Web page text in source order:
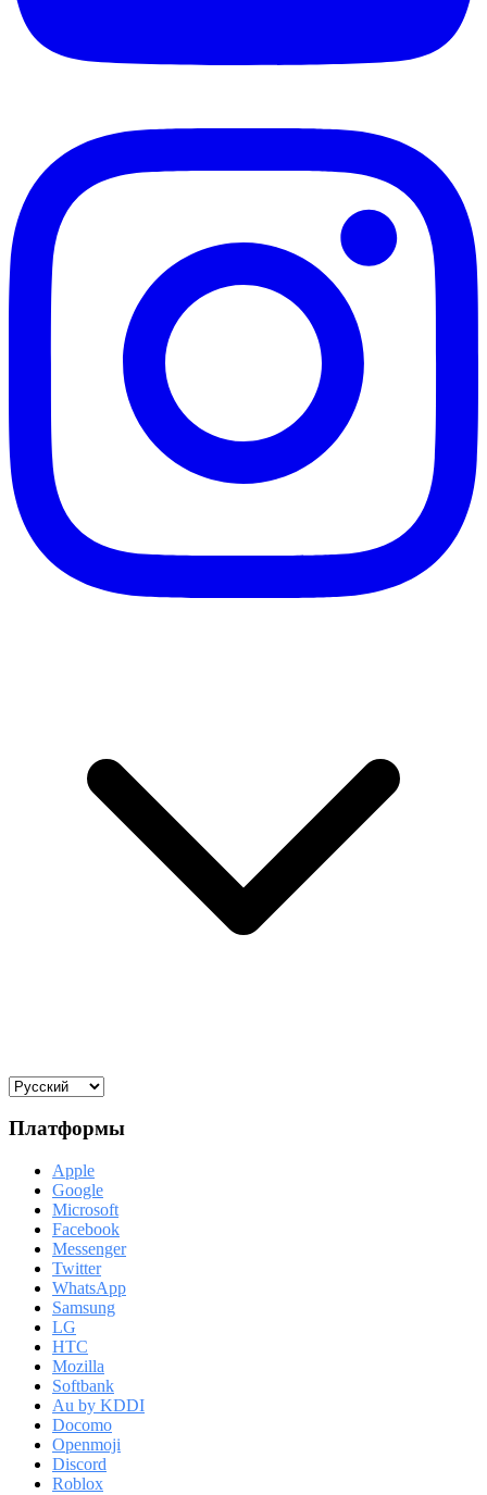
Платформы
Apple
Google
Microsoft
Facebook
Messenger
Twitter
WhatsApp
Samsung
LG
HTC
Mozilla
Softbank
Au by KDDI
Docomo
Openmoji
Discord
Roblox